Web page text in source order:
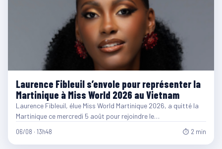
Laurence Fibleuil s’envole pour représenter la
Martinique à Miss World 2026 au Vietnam
Laurence Fibleuil, élue Miss World Martinique 2026, a quitté la
Martinique ce mercredi 5 août pour rejoindre le…
06/08 · 13h48 ⏱ 2 min